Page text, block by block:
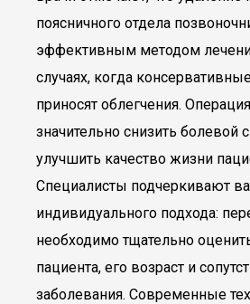
поясничного отдела
эффективным методом
случаях, когда
приносят облегчения.
значительно снизить болевой
улучшить качество жизни
Специалисты подчеркивают
индивидуального подхода:
необходимо тщательно
пациента, его возраст и
заболевания. Современные